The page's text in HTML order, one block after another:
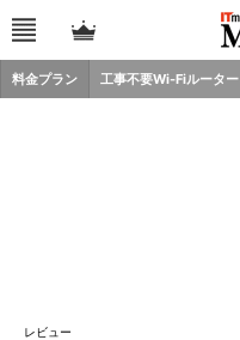
料金プラン 工事不要Wi-Fiルーター
レビュー